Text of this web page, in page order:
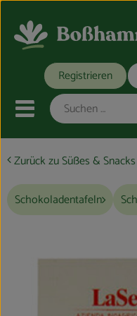
Registrieren
Mobiles
Zurück zu Süßes & Snacks
Schokoladentafeln